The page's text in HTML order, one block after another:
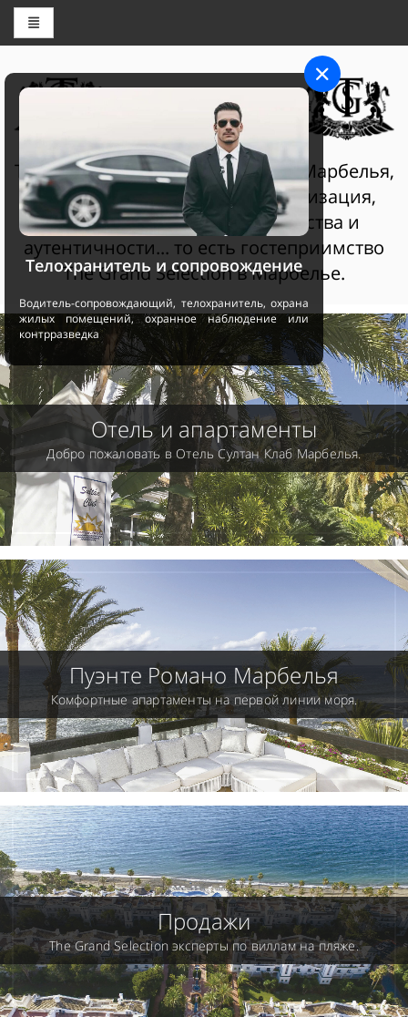
THE GRAND SELECTION
The Grand Selection Султан Клаб Марбелья,
гостеприимство - это персонализация,
услуги самого высокого качества и
аутентичности... то есть гостеприимство
The Grand Selection в Марбелье.
Отель и апартаменты
Добро пожаловать в Отель Султан Клаб Марбелья.
Пуэнте Романо Марбелья
Комфортные апартаменты на первой линии моря.
Продажи
The Grand Selection эксперты по виллам на пляже.
Телохранитель и сопровождение
Водитель-сопровождающий, телохранитель, охрана
жилых помещений, охранное наблюдение или
контрразведка